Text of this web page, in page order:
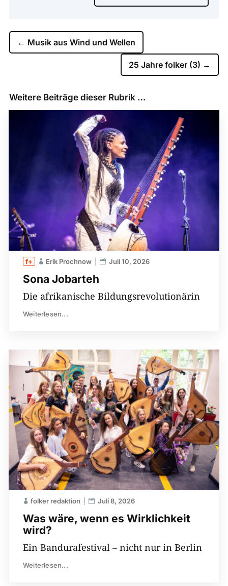
← Musik aus Wind und Wellen
25 Jahre folker (3) →
Weitere Beiträge dieser Rubrik …
Sona Jobarteh
Erik Prochnow Juli 10, 2026
Die afrikanische Bildungsrevolutionärin
Weiterlesen...
Was wäre, wenn es Wirklichkeit
wird?
folker redaktion Juli 8, 2026
Ein Bandurafestival – nicht nur in Berlin
Weiterlesen...